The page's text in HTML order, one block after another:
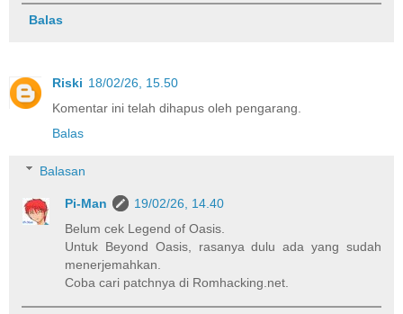
Balas
Riski 18/02/26, 15.50
Komentar ini telah dihapus oleh pengarang.
Balas
Balasan
Pi-Man
19/02/26, 14.40
Belum cek Legend of Oasis.
Untuk Beyond Oasis, rasanya dulu ada yang sudah
menerjemahkan.
Coba cari patchnya di Romhacking.net.